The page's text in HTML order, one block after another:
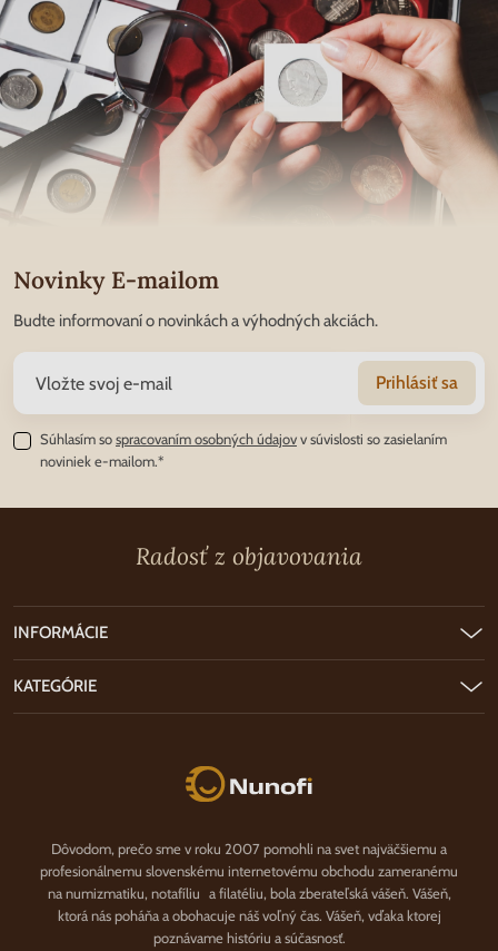
Novinky E-mailom
Budte informovaní o novinkách a výhodných akciách.
Prihlásiť sa
Súhlasím sospracovaním osobných údajovv súvislosti so zasielaním
noviniek e-mailom.*
Radosť z objavovania
Nunofi.sk
Dôvodom, prečo sme v roku 2007 pomohli na svet najväčšiemu a
profesionálnemu slovenskému internetovému obchodu zameranému
na numizmatiku, notafíliu a filatéliu, bola zberateľská vášeň. Vášeň,
ktorá nás poháňa a obohacuje náš voľný čas. Vášeň, vďaka ktorej
poznávame históriu a súčasnosť.
INFORMÁCIE
KATEGÓRIE